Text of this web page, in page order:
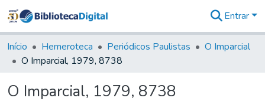
&
Coleções
Tudo na
Digital
Entrar
Início Hemeroteca Periódicos Paulistas
O Imparcial
O Imparcial, 1979, 8738
O Imparcial, 1979, 8738